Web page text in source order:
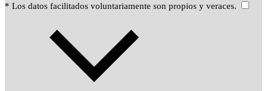
* Los datos facilitados voluntariamente son propios y veraces.